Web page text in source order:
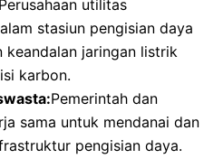
Perusahaan utilitas
stasiun pengisian daya
keandalan jaringan listrik
karbon.
Pemerintah dan
sama untuk mendanai dan
pengisian daya.